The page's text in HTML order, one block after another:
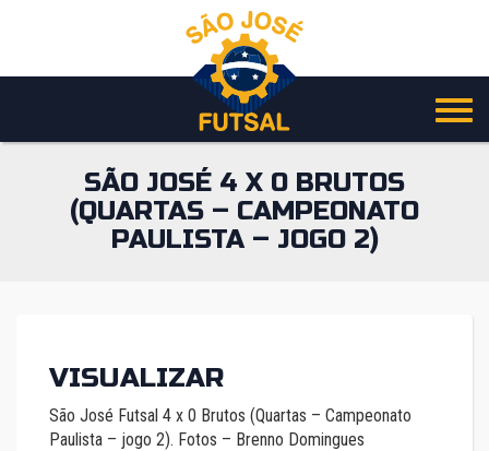
o
SÃO JOSÉ 4 X 0 BRUTOS
(QUARTAS – CAMPEONATO
PAULISTA – JOGO 2)
VISUALIZAR
São José Futsal 4 x 0 Brutos (Quartas – Campeonato
Paulista – jogo 2). Fotos – Brenno Domingues